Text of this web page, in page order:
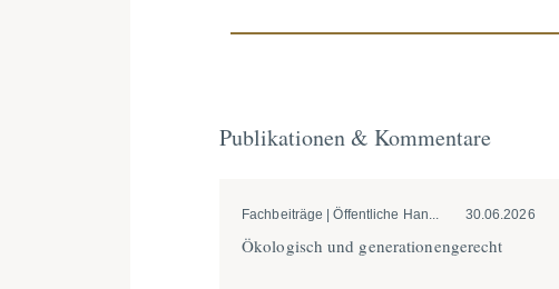
Publikationen & Kommentare
Fachbeiträge | Öffentliche Han... 30.06.2026
Ökolo­gisch und genera­tio­nen­ge­recht